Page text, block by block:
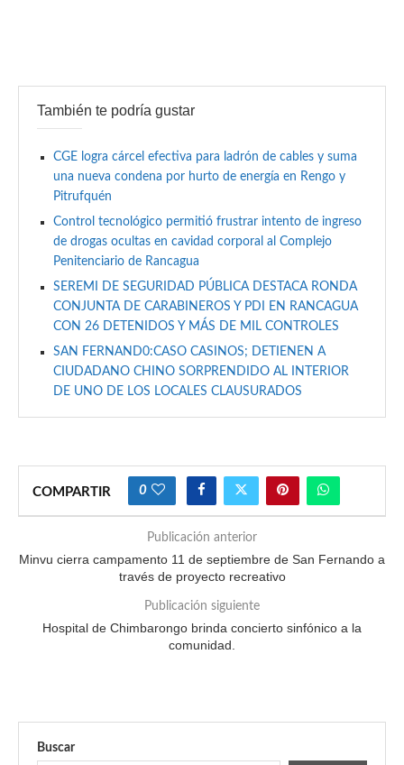
También te podría gustar
CGE logra cárcel efectiva para ladrón de cables y suma
una nueva condena por hurto de energía en Rengo y
Pitrufquén
Control tecnológico permitió frustrar intento de ingreso
de drogas ocultas en cavidad corporal al Complejo
Penitenciario de Rancagua
SEREMI DE SEGURIDAD PÚBLICA DESTACA RONDA
CONJUNTA DE CARABINEROS Y PDI EN RANCAGUA
CON 26 DETENIDOS Y MÁS DE MIL CONTROLES
SAN FERNAND0:CASO CASINOS; DETIENEN A
CIUDADANO CHINO SORPRENDIDO AL INTERIOR
DE UNO DE LOS LOCALES CLAUSURADOS
COMPARTIR 0
Publicación anterior
Minvu cierra campamento 11 de septiembre de San Fernando a
través de proyecto recreativo
Publicación siguiente
Hospital de Chimbarongo brinda concierto sinfónico a la
comunidad.
Buscar